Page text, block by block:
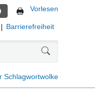
aktivieren
Vorlesen
Barrierefreiheit
Schlagwortwolke